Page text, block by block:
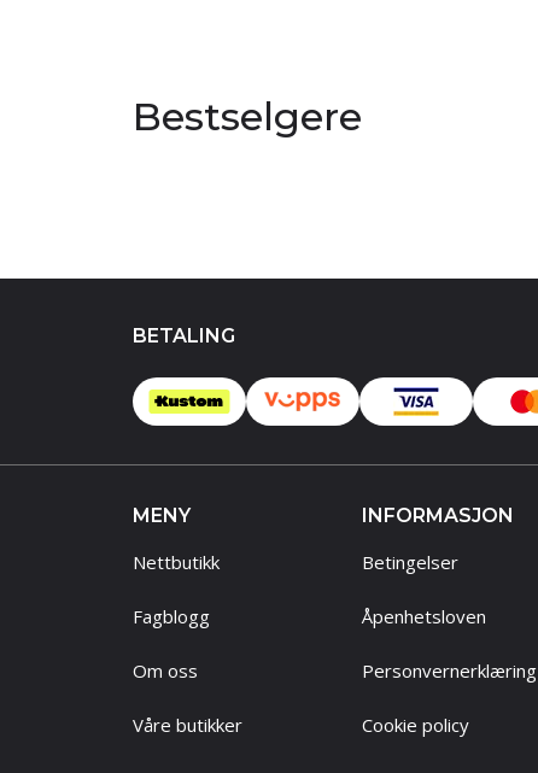
Bestselgere
BETALING
MENY
Nettbutikk
Fagblogg
Om oss
Våre butikker
INFORMASJON
Betingelser
Åpenhetsloven
Personvernerklæring
Cookie policy